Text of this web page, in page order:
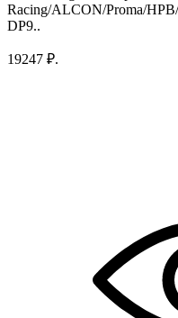
Racing/ALCON/Proma/
DP9..
19247 ₽.